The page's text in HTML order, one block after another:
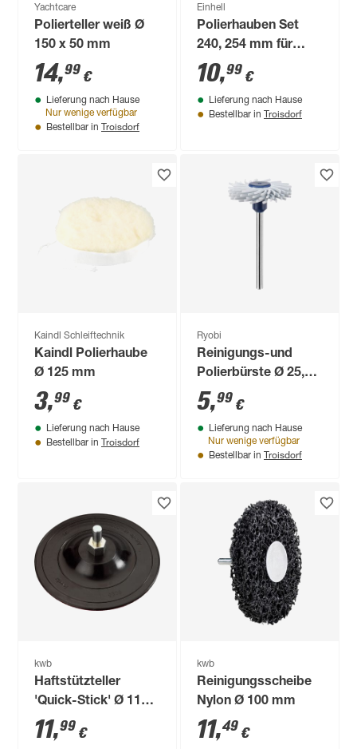
Yachtcare
Polierteller weiß Ø
150 x 50 mm
14,99 €
Lieferung nach Hause
Nur wenige verfügbar
Bestellbar in Troisdorf
Einhell
Polierhauben Set
240, 254 mm für
Einhell 'CE-CB18'
und 'CC-PO90'
10,99 €
Lieferung nach Hause
Bestellbar in Troisdorf
Kaindl Schleiftechnik
Kaindl Polierhaube
Ø 125 mm
3,99 €
Lieferung nach Hause
Bestellbar in Troisdorf
Ryobi
Reinigungs-und
Polierbürste Ø 25,4 /
120er Körnung
5,99 €
Lieferung nach Hause
Nur wenige verfügbar
Bestellbar in Troisdorf
kwb
Haftstützteller
'Quick-Stick' Ø 115
mm
11,99 €
kwb
Reinigungsscheibe
Nylon Ø 100 mm
11,49 €